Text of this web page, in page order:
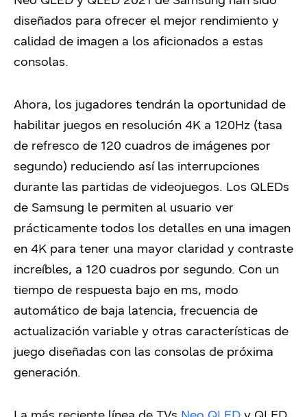
diseñados para ofrecer el mejor rendimiento y
calidad de imagen a los aficionados a estas
consolas.
Ahora, los jugadores tendrán la oportunidad de
habilitar juegos en resolución 4K a 120Hz (tasa
de refresco de 120 cuadros de imágenes por
segundo) reduciendo así las interrupciones
durante las partidas de videojuegos. Los QLEDs
de Samsung le permiten al usuario ver
prácticamente todos los detalles en una imagen
en 4K para tener una mayor claridad y contraste
increíbles, a 120 cuadros por segundo. Con un
tiempo de respuesta bajo en ms, modo
automático de baja latencia, frecuencia de
actualización variable y otras características de
juego diseñadas con las consolas de próxima
generación.